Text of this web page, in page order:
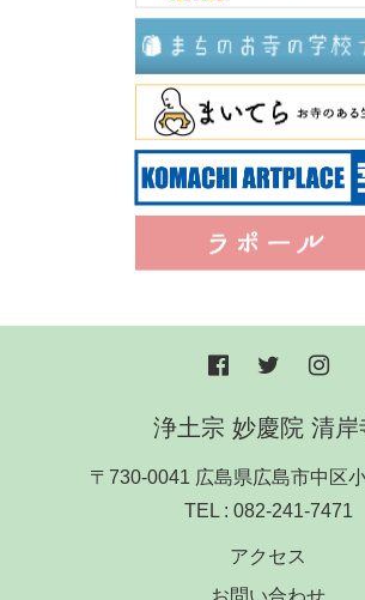
浄土宗 妙慶院 清岸
〒730-0041 広島県広島市中区
TEL : 082-241-7471
アクセス